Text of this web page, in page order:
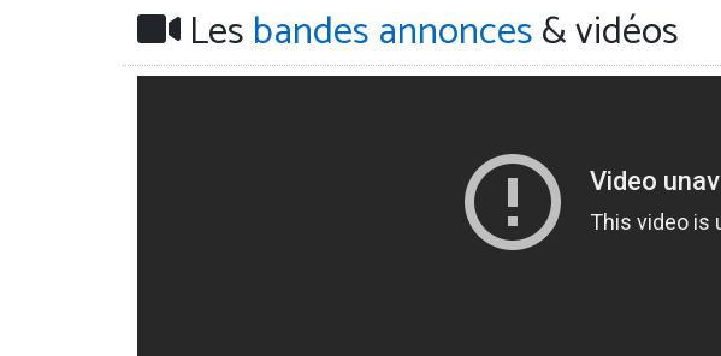
Lesbandes annonces& vidéos